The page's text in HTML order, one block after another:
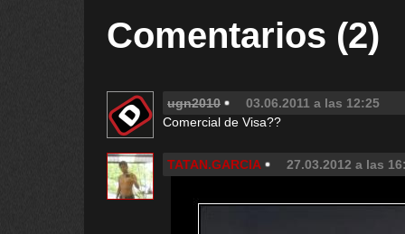
Comentarios (2)
ugn2010
03.06.2011 a las 12:25
Comercial de Visa??
TATAN.GARCIA 27.03.2012 a las